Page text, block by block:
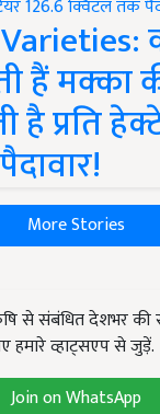
हैं मक्का
है प्रति
More Stories
से संबंधित देशभर
हमारे व्हाट्सएप से जुड़ें.
Join on WhatsApp